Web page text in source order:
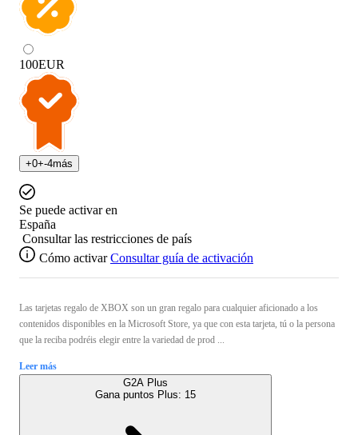
100EUR
+0+-4más
Se puede activar en
España
Consultar las restricciones de país
Cómo activar Consultar guía de activación
Las tarjetas regalo de XBOX son un gran regalo para cualquier aficionado a los
contenidos disponibles en la Microsoft Store, ya que con esta tarjeta, tú o la persona
que la reciba podréis elegir entre la variedad de prod ...
Leer más
G2A Plus
Gana puntos Plus: 15